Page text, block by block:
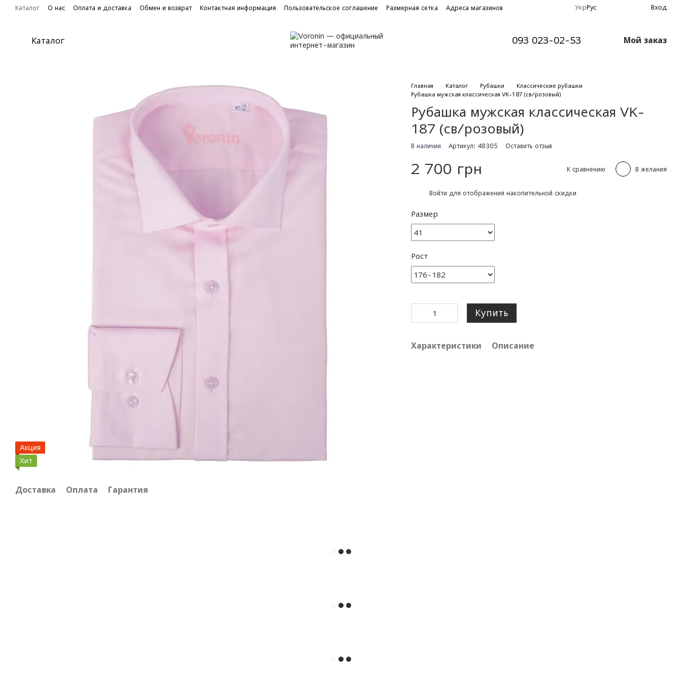
Перейти к основному контенту
Каталог О нас Оплата и доставка Обмен и возврат Контактная информация Пользовательское соглашение Размерная сетка Адреса магазинов УкрРус Вход
Каталог 093 023-02-53 Мой заказ
Акция
Хит
Доставка Оплата Гарантия
Главная Каталог Рубашки
Классические рубашки
Рубашка мужская классическая VK-187 (св/розовый)
Рубашка мужская классическая VK-
187 (св/розовый)
В наличии Артикул: 48305 Оставить отзыв
2 700 грн К сравнению В желания
Войти для отображения накопительной скидки
Размер
Рост
Купить
Характеристики Описание